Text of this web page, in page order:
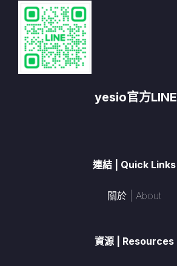
yesio官方LINE
連結 | Quick Links
關於 | About
資源 | Resources